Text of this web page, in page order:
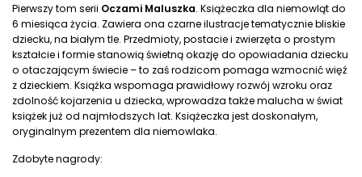
DODAJ DO KOSZYKA
Pierwszy tom serii Oczami Maluszka. Książeczka dla niemowląt do
6 miesiąca życia. Zawiera ona czarne ilustracje tematycznie bliskie
dziecku, na białym tle. Przedmioty, postacie i zwierzęta o prostym
kształcie i formie stanowią świetną okazję do opowiadania dziecku
o otaczającym świecie – to zaś rodzicom pomaga wzmocnić więź
z dzieckiem. Książka wspomaga prawidłowy rozwój wzroku oraz
zdolność kojarzenia u dziecka, wprowadza także malucha w świat
książek już od najmłodszych lat. Książeczka jest doskonałym,
oryginalnym prezentem dla niemowlaka.
Zdobyte nagrody: